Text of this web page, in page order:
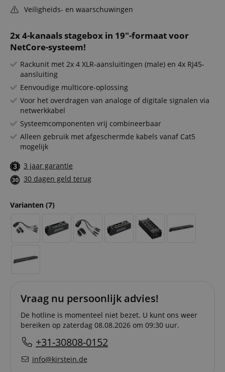
2x 4-kanaals stagebox in 19"-formaat voor
NetCore-systeem!
Rackunit met 2x 4 XLR-aansluitingen (male) en 4x RJ45-
aansluiting
Eenvoudige multicore-oplossing
Voor het overdragen van analoge of digitale signalen via
netwerkkabel
Systeemcomponenten vrij combineerbaar
Alleen gebruik met afgeschermde kabels vanaf Cat5
mogelijk
3 jaar garantie
30 dagen geld terug
Varianten (7)
Veiligheids- en waarschuwingen
Vraag nu persoonlijk advies!
De hotline is momenteel niet bezet. U kunt ons weer
bereiken op zaterdag 08.08.2026 om 09:30 uur.
+31-30808-0152
info@kirstein.de